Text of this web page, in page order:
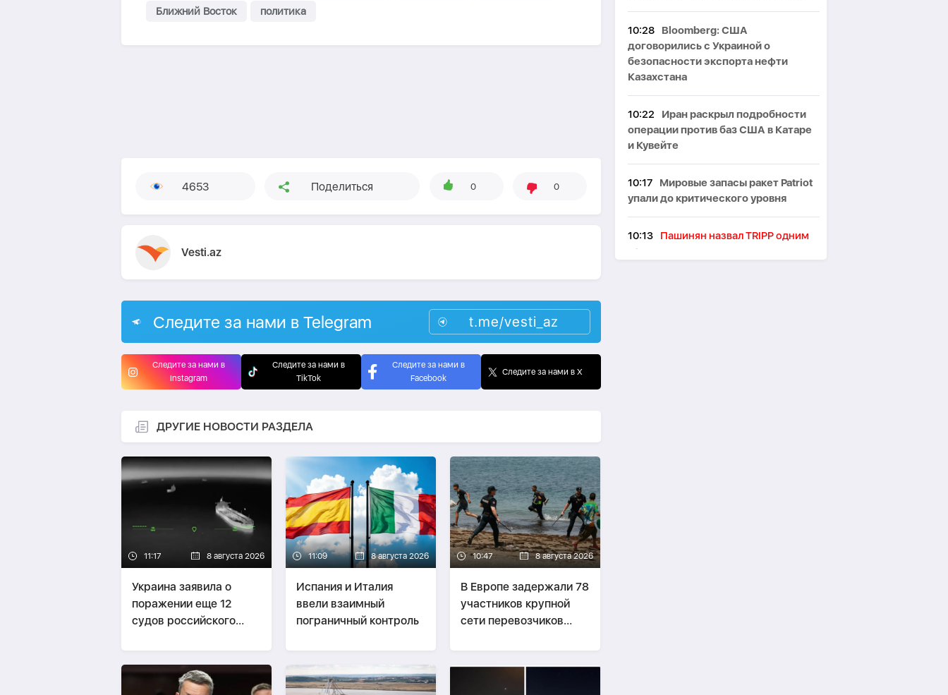
Ближний Восток
политика
4653 Поделиться 0 0
Vesti.az
Следите за нами в Telegram t.me/vesti_az
Следите за нами в
Instagram
Следите за нами в
TikTok
Следите за нами в
Facebook
Следите за нами в X
ДРУГИЕ НОВОСТИ РАЗДЕЛА
11:17 8 августа 2026
Украина заявила о
поражении еще 12
судов российского
11:09 8 августа 2026
Испания и Италия
ввели взаимный
пограничный контроль
10:47 8 августа 2026
В Европе задержали 78
участников крупной
сети перевозчиков
10:28
Bloomberg: США
договорились с Украиной о
безопасности экспорта нефти
Казахстана
10:22
Иран раскрыл подробности
операции против баз США в Катаре
и Кувейте
10:17
Мировые запасы ракет Patriot
упали до критического уровня
10:13
Пашинян назвал TRIPP одним
из главных итогов встречи в